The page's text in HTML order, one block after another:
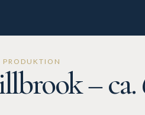
PRODUKTION
– ca.